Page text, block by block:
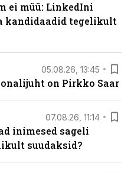
ei müü: LinkedIni
kandidaadid tegelikult
05.08.26, 13:45
on Pirkko Saar
07.08.26, 11:14
inimesed sageli
suudaksid?